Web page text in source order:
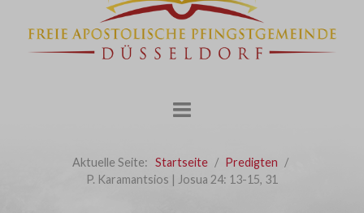
Aktuelle Seite: Startseite
Predigten
P. Karamantsios | Josua 24: 13-15, 31